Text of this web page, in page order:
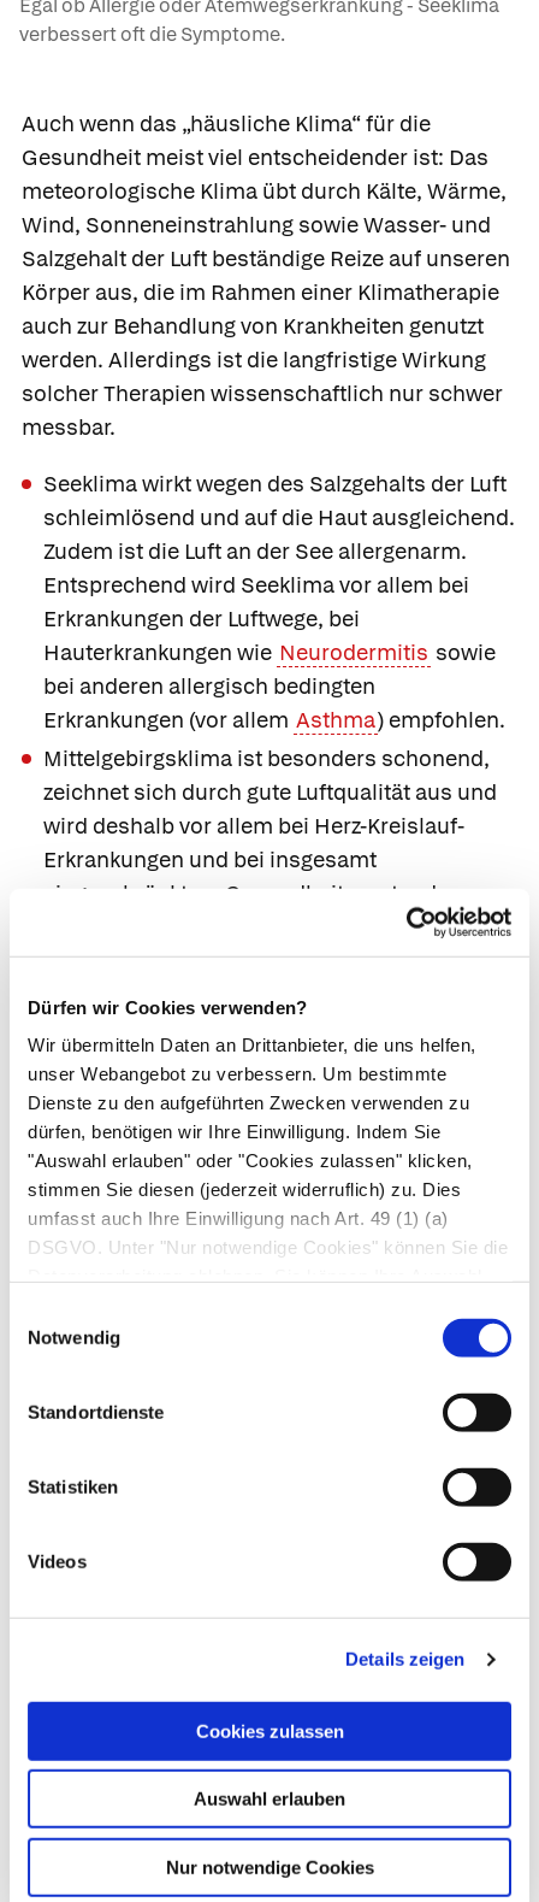
Dürfen wir Cookies verwenden?
Wir übermitteln Daten an Drittanbieter, die uns helfen,
unser Webangebot zu verbessern. Um bestimmte
Dienste zu den aufgeführten Zwecken verwenden zu
dürfen, benötigen wir Ihre Einwilligung. Indem Sie
"Auswahl erlauben" oder "Cookies zulassen" klicken,
stimmen Sie diesen (jederzeit widerruflich) zu. Dies
umfasst auch Ihre Einwilligung nach Art. 49 (1) (a)
DSGVO. Unter "Nur notwendige Cookies" können Sie die
Notwendig
Standortdienste
Statistiken
Videos
Details zeigen
Cookies zulassen
Auswahl erlauben
Nur notwendige Cookies
verbessert oft die Symptome.
Auch wenn das „häusliche Klima“ für die
Gesundheit meist viel entscheidender ist: Das
meteorologische Klima übt durch Kälte, Wärme,
Wind, Sonneneinstrahlung sowie Wasser- und
Salzgehalt der Luft beständige Reize auf unseren
Körper aus, die im Rahmen einer Klimatherapie
auch zur Behandlung von Krankheiten genutzt
werden. Allerdings ist die langfristige Wirkung
solcher Therapien wissenschaftlich nur schwer
messbar.
Seeklima wirkt wegen des Salzgehalts der Luft
schleimlösend und auf die Haut ausgleichend.
Zudem ist die Luft an der See allergenarm.
Entsprechend wird Seeklima vor allem bei
Erkrankungen der Luftwege, bei
Hauterkrankungen wie Neurodermitis sowie
bei anderen allergisch bedingten
Erkrankungen (vor allem Asthma) empfohlen.
Mittelgebirgsklima ist besonders schonend,
zeichnet sich durch gute Luftqualität aus und
wird deshalb vor allem bei Herz-Kreislauf-
Erkrankungen und bei insgesamt
eingeschränktem Gesundheitszustand
Hochgebirgsklima bietet ein intensives
Reizklima undAllergen-Armut (insbesondere
Hausstaubmilben kommen oberhalb von 1 500
Meter nicht mehr vor). Geeignet ist
Hochgebirgsklima vor allem für
Allergiker*innen mit Hausstaubmilbenallergie
sowie zum Herz-Kreislauf-Wiederaufbau nach
Operationen oder überstandenen Krankheiten.
Welches Klima bei welchem
wirkt entzündungshemmend) oder See
Allergische Erkrankungen
: Hochgebirge
(wenig Hausstaubmilben, wenig Pollen), evtl.
Atemwegserkrankungen: Hochgebirge (reine
Luft hilft v. a. beiAsthma) oder See (Salzgehalt
Hochgebirge, bei eingeschränkter
Herzleistung Mittelgebirge
Erholung nach Erkrankungen
(Rekonvaleszenz): v. a. Mittelgebirge.
www.heilklima.de– Serviceseite des